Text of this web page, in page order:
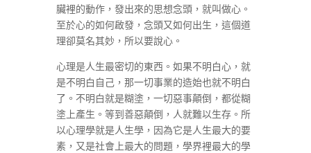
臟裡的動作，發出來的思想念頭，就叫做心。
至於心的如何啟發，念頭又如何出生，這個道
理卻莫名其妙，所以要說心。
心理是人生最密切的東西。如果不明白心，就
是不明白自己，那一切事業的造始也就不明白
了。不明白就是糊塗，一切惡事顛倒，都從糊
塗上產生。等到善惡顛倒，人就難以生存。所
以心理學就是人生學，因為它是人生最大的要
素，又是社會上最大的問題，學界裡最大的學